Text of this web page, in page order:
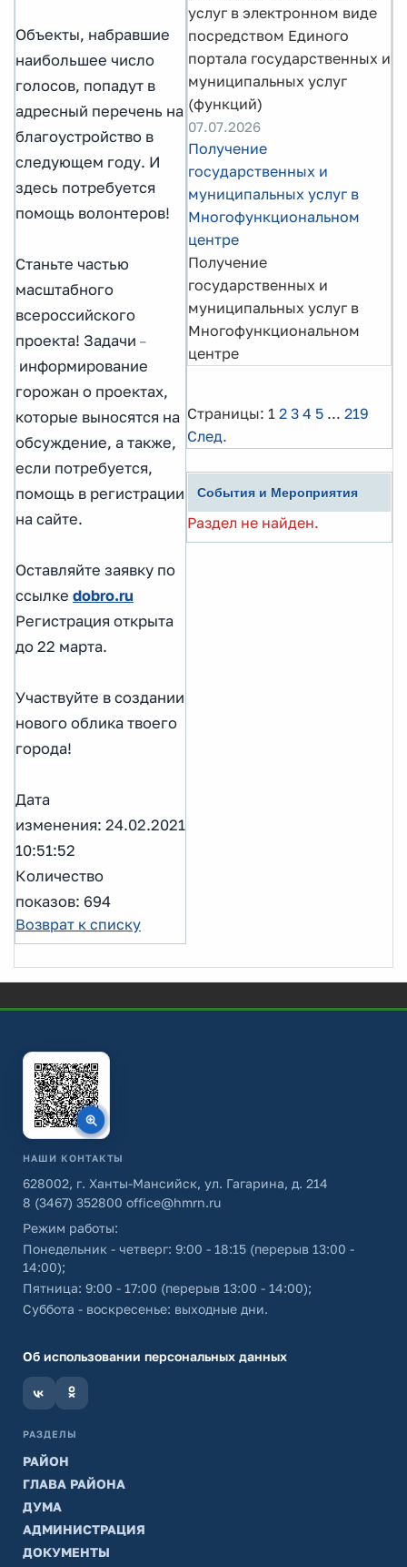
Объекты, набравшие
наибольшее число
голосов, попадут в
адресный перечень на
благоустройство в
следующем году. И
здесь потребуется
помощь волонтеров!
Станьте частью
масштабного
всероссийского
проекта! Задачи –
информирование
горожан о проектах,
которые выносятся на
обсуждение, а также,
если потребуется,
помощь в регистрации
на сайте.
Оставляйте заявку по
ссылке dobro.ru
Регистрация открыта
до 22 марта.
Участвуйте в создании
нового облика твоего
города!
Дата
изменения: 24.02.2021
10:51:52
Количество
показов: 694
Возврат к списку
услуг в электронном виде
посредством Единого
портала государственных и
муниципальных услуг
(функций)
07.07.2026
Получение
государственных и
муниципальных услуг в
Многофункциональном
центре
Получение
государственных и
муниципальных услуг в
Многофункциональном
центре
Страницы: 1 2 3 4 5 ... 219
След.
События и Мероприятия
Раздел не найден.
НАШИ КОНТАКТЫ
628002, г. Ханты-Мансийск, ул. Гагарина, д. 214
8 (3467) 352800 office@hmrn.ru
Режим работы:
Понедельник - четверг: 9:00 - 18:15 (перерыв 13:00 -
14:00);
Пятница: 9:00 - 17:00 (перерыв 13:00 - 14:00);
Суббота - воскресенье: выходные дни.
Об использовании персональных данных
РАЗДЕЛЫ
РАЙОН
ГЛАВА РАЙОНА
ДУМА
АДМИНИСТРАЦИЯ
ДОКУМЕНТЫ